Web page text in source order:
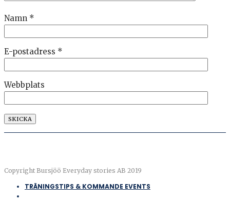
Namn *
E-postadress *
Webbplats
Copyright Bursjöö Everyday stories AB 2019
TRÄNINGSTIPS & KOMMANDE EVENTS